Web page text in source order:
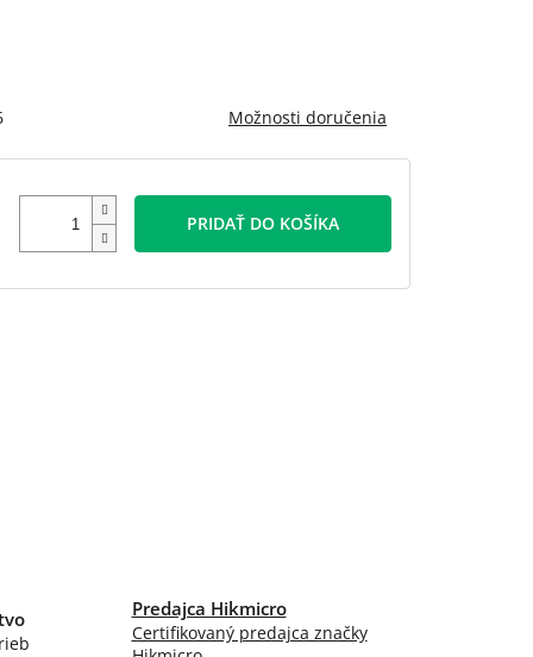
Možnosti doručenia
PRIDAŤ DO KOŠÍKA
Predajca Hikmicro
Certifikovaný predajca značky